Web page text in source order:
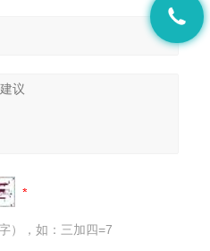
），如：三加四=7